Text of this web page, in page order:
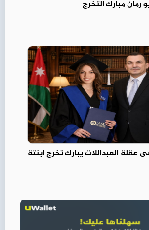
رمان مبارك التخرج
عقلة العبداللات يبارك تخرج ابنتة